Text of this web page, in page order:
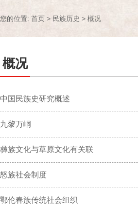
您的位置: 首页 > 民族历史 > 概况
概况
中国民族史研究概述
九黎万峒
彝族文化与草原文化有关联
怒族社会制度
鄂伦春族传统社会组织